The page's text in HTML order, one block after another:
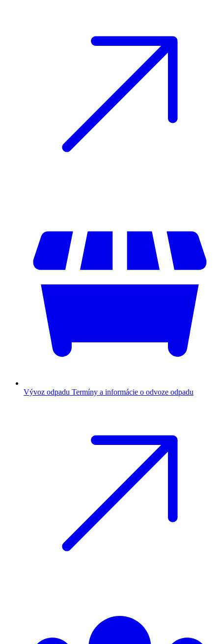
Vývoz odpadu Termíny a informácie o odvoze odpadu